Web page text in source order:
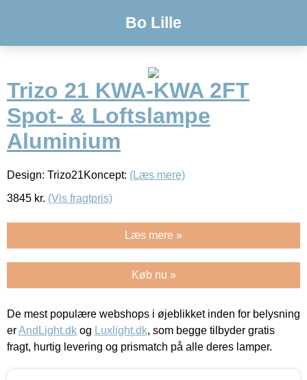
Bo Lille
Trizo 21 KWA-KWA 2FT
Spot- & Loftslampe
Aluminium
Design: Trizo21Koncept: (Læs mere)
3845 kr. (Vis fragtpris)
Læs mere »
Køb nu »
De mest populære webshops i øjeblikket inden for belysning
erAndLight.dk og Luxlight.dk, som begge tilbyder gratis
fragt, hurtig levering og prismatch på alle deres lamper.